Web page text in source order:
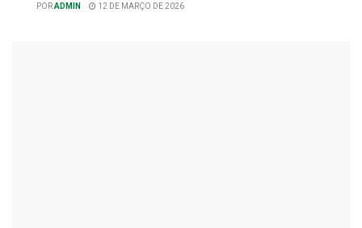
PORADMIN 12 DE MARÇO DE 2026